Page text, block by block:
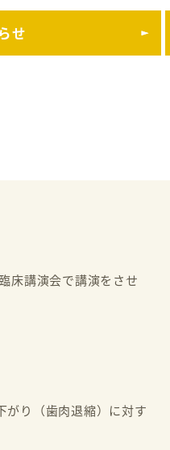
せ
床講演会で講演をさせ
がり（歯肉退縮）に対す